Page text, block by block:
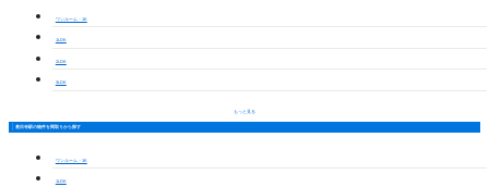
ワンルーム・1K
1LDK
2LDK
3LDK
もっと見る
甚目寺駅の物件を間取りから探す
ワンルーム・1K
1LDK